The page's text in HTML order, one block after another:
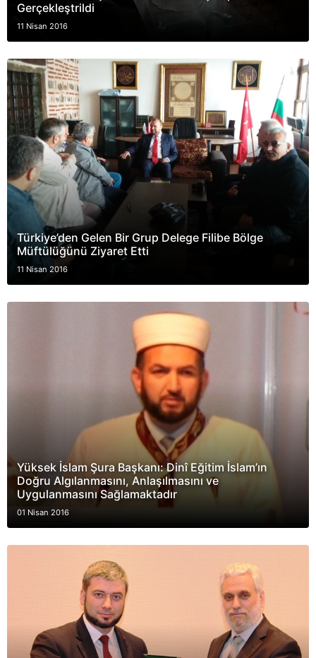
Gerçekleştrildi
11 Nisan 2016
Türkiye’den Gelen Bir Grup Delege Filibe Bölge
Müftülüğünü Ziyaret Etti
11 Nisan 2016
Yüksek İslam Şura Başkanı: Dinî Eğitim İslam’ın
Doğru Algılanmasını, Anlaşılmasını ve
Uygulanmasını Sağlamaktadır
01 Nisan 2016